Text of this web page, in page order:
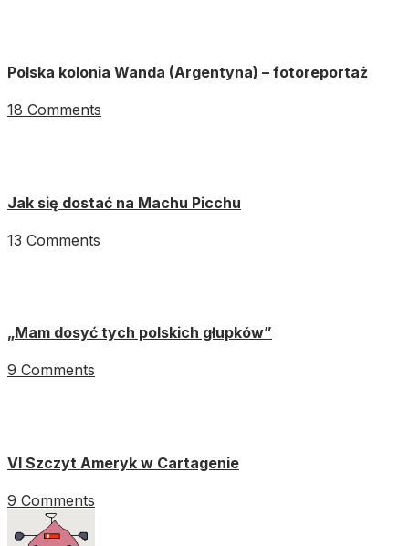
Polska kolonia Wanda (Argentyna) – fotoreportaż
18 Comments
Jak się dostać na Machu Picchu
13 Comments
„Mam dosyć tych polskich głupków”
9 Comments
VI Szczyt Ameryk w Cartagenie
9 Comments